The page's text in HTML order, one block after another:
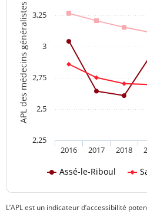
APL des médecins généralistes
Assé-le-Riboul
2016 2017 2018
2,25
2,5
2,75
3
3,25
L’APL est un indicateur d’accessibilité